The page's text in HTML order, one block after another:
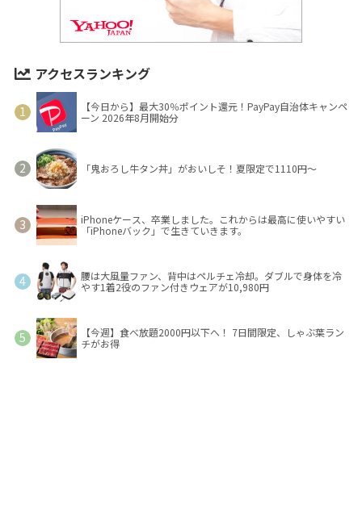
アクセスランキング
【今日から】最大30％ポイント還元！PayPay自治体キャンペ
ーン 2026年8月開始分
「鬼おろし牛タン丼」がおいしそ！夏限定で1110円～
iPhoneケース、卒業しました。これからは最高に使いやすい
「iPhoneバック」で生きていきます。
腰は大風量ファン、背中はペルチェ冷却。ダブルで身体を冷
やす1着2役のファン付きウェアが10,980円
【今週】食べ放題2000円以下へ！ 7日間限定、しゃぶ葉ラン
チがお得